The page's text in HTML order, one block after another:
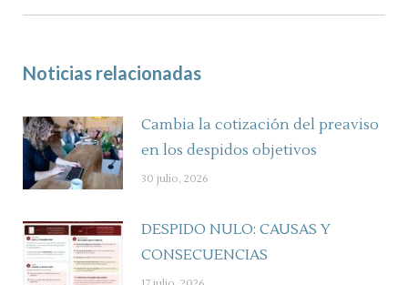
Noticias relacionadas
Cambia la cotización del preaviso
en los despidos objetivos
30 julio, 2026
DESPIDO NULO: CAUSAS Y
CONSECUENCIAS